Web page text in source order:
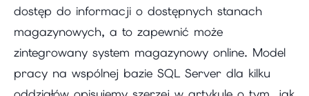
dostęp do informacji o dostępnych stanach
magazynowych, a to zapewnić może
zintegrowany system magazynowy online. Model
pracy na wspólnej bazie SQL Server dla kilku